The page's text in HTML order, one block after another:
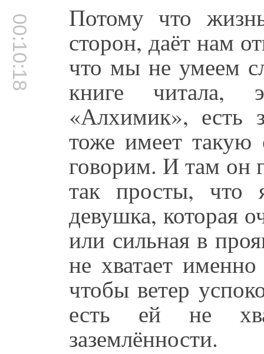
00:10:18 Потому что
сторон, даёт нам
что мы не умеем
книге читала,
«Алхимик», есть
тоже имеет
говорим. И там он
так просты, что
девушка, которая
или сильная в
не хватает
чтобы ветер
есть ей не
заземлённости.